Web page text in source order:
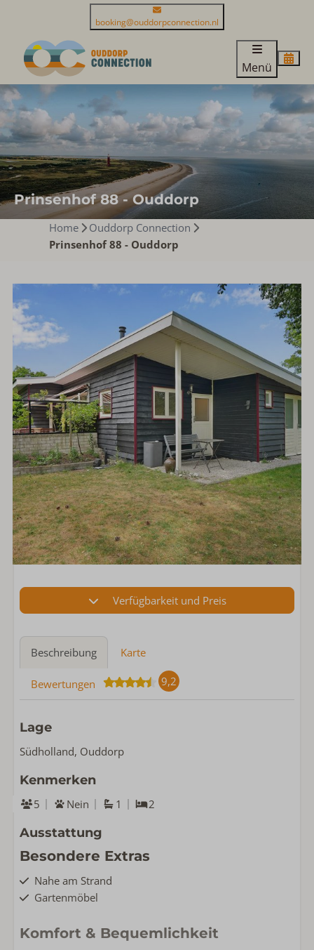
booking@ouddorpconnection.nl
Menü
Prinsenhof 88 - Ouddorp
Home
Ouddorp Connection
Prinsenhof 88 - Ouddorp
Verfügbarkeit und Preis
Beschreibung Karte
Bewertungen 9,2
Lage
Südholland, Ouddorp
Kenmerken
5 Nein 1 2
Ausstattung
Besondere Extras
Nahe am Strand
Gartenmöbel
Komfort & Bequemlichkeit